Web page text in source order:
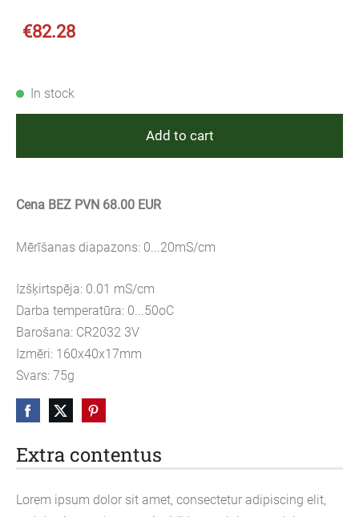
Extra contentus
Lorem ipsum dolor sit amet, consectetur adipiscing elit,
€82.28
In stock
Add to cart
Cena BEZ PVN 68.00 EUR
Mērīšanas diapazons: 0...20mS/cm
Izšķirtspēja: 0.01 mS/cm
Darba temperatūra: 0...50oC
Barošana: CR2032 3V
Izmēri: 160x40x17mm
Svars: 75g